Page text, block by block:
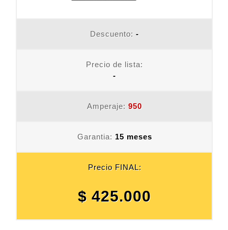
Descuento: -
Precio de lista:
-
Amperaje: 950
Garantia: 15 meses
Precio FINAL:
$ 425.000